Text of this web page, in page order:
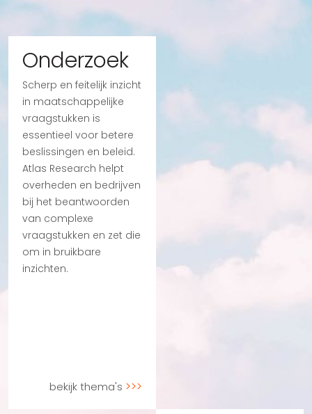
Onderzoek
Scherp en feitelijk inzicht
in maatschappelijke
vraagstukken is
essentieel voor betere
beslissingen en beleid.
Atlas Research helpt
overheden en bedrijven
bij het beantwoorden
van complexe
vraagstukken en zet die
om in bruikbare
inzichten.
bekijk thema's